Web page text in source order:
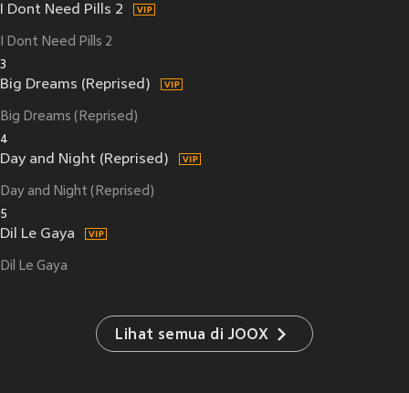
I Dont Need Pills 2
I Dont Need Pills 2
3
Big Dreams (Reprised)
Big Dreams (Reprised)
4
Day and Night (Reprised)
Day and Night (Reprised)
5
Dil Le Gaya
Dil Le Gaya
Lihat semua di JOOX